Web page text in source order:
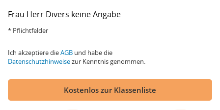
Frau Herr Divers keine Angabe
* Pflichtfelder
Ich akzeptiere dieAGB und habe die
Datenschutzhinweisezur Kenntnis genommen.
Kostenlos zur Klassenliste